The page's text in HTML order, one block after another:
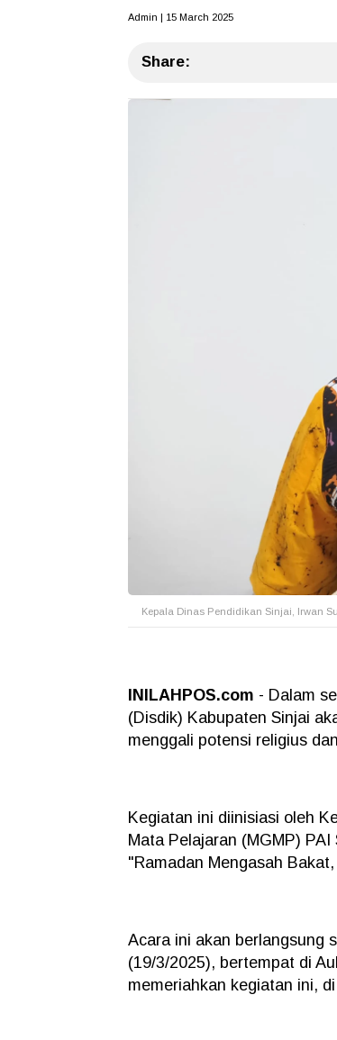
Admin | 15 March 2025
Share:
Kepala Dinas Pendidikan Sinjai, Irwan
INILAHPOS.com - Dalam
(Disdik) Kabupaten Sinjai
menggali potensi religius
Kegiatan ini diinisiasi oleh
Mata Pelajaran (MGMP)
"Ramadan Mengasah
Acara ini akan berlangsung
(19/3/2025), bertempat di
memeriahkan kegiatan ini,